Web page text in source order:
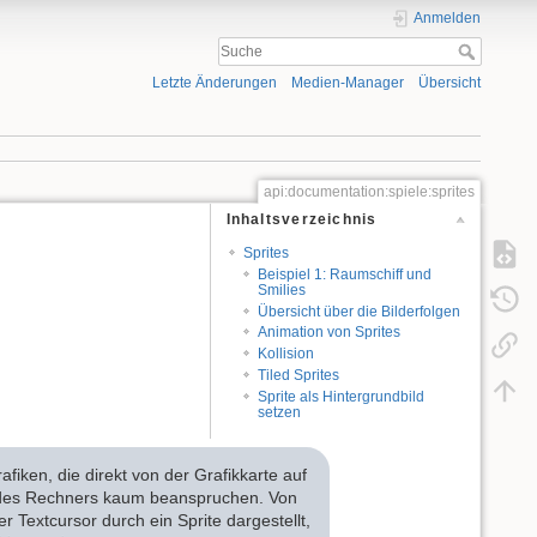
Anmelden
Letzte Änderungen Medien-Manager Übersicht
api:documentation:spiele:sprites
Inhaltsverzeichnis
Sprites
Beispiel 1: Raumschiff und
Smilies
Übersicht über die Bilderfolgen
Animation von Sprites
Kollision
Tiled Sprites
Sprite als Hintergrundbild
setzen
die direkt von der Grafikkarte auf
Rechners kaum beanspruchen. Von
Textcursor durch ein Sprite dargestellt,